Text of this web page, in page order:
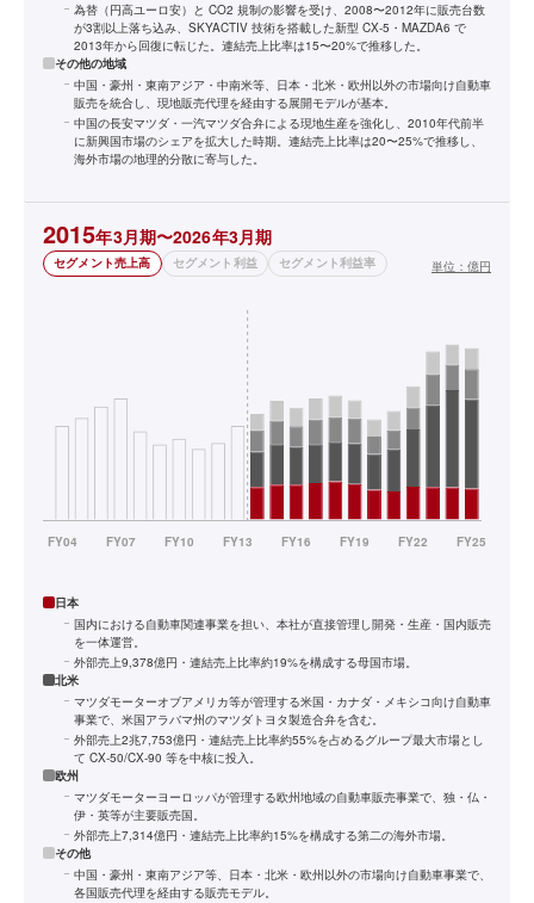
為替（円高ユーロ安）と CO2 規制の影響を受け、2008〜2012年に販売台数
が3割以上落ち込み、SKYACTIV 技術を搭載した新型 CX-5・MAZDA6 で
2013年から回復に転じた。連結売上比率は15〜20%で推移した。
その他の地域
中国・豪州・東南アジア・中南米等、日本・北米・欧州以外の市場向け自動車
販売を統合し、現地販売代理を経由する展開モデルが基本。
中国の長安マツダ・一汽マツダ合弁による現地生産を強化し、2010年代前半
に新興国市場のシェアを拡大した時期。連結売上比率は20〜25%で推移し、
海外市場の地理的分散に寄与した。
2015年3月期〜2026年3月期
セグメント売上高 セグメント利益 セグメント利益率 単位： 億円
日本
国内における自動車関連事業を担い、本社が直接管理し開発・生産・国内販売
を一体運営。
外部売上9,378億円・連結売上比率約19%を構成する母国市場。
北米
マツダモーターオブアメリカ等が管理する米国・カナダ・メキシコ向け自動車
事業で、米国アラバマ州のマツダトヨタ製造合弁を含む。
外部売上2兆7,753億円・連結売上比率約55%を占めるグループ最大市場とし
て CX-50/CX-90 等を中核に投入。
欧州
マツダモーターヨーロッパが管理する欧州地域の自動車販売事業で、独・仏・
伊・英等が主要販売国。
外部売上7,314億円・連結売上比率約15%を構成する第二の海外市場。
その他
中国・豪州・東南アジア等、日本・北米・欧州以外の市場向け自動車事業で、
各国販売代理を経由する販売モデル。